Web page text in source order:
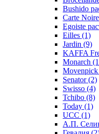
Bushido
Carte Noire
Egoiste
Eilles (1)
Jardin (9)
KAFFA
Monarch
Senator(2)
Swisso (4)
Tchibo (8)
Today (1)
UCC (1)
А.П.